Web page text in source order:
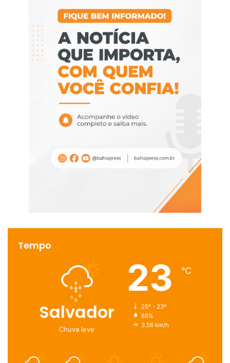
Tempo
Salvador
Chuva leve
23 ℃
25º - 23º
88%
3.56 km/h